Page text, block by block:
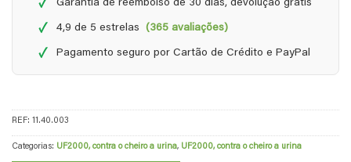
✓ Garantia de reembolso de 30 dias, devolução grátis
✓ 4,9 de 5 estrelas(365 avaliações)
✓ Pagamento seguro por Cartão de Crédito e PayPal
REF: 11.40.003
Categorias: UF2000, contra o cheiro a urina, UF2000, contra o cheiro a urina